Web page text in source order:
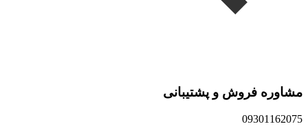
مشاوره فروش و پشتیبانی
09301162075